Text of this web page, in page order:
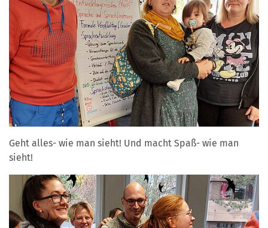
Geht alles- wie man sieht! Und macht Spaß- wie man
sieht!